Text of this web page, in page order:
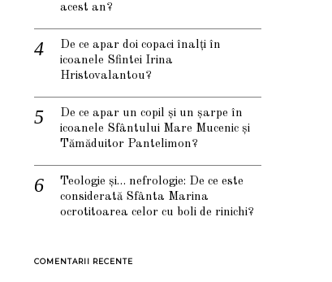
acest an?
De ce apar doi copaci înalți în
icoanele Sfintei Irina
Hristovalantou?
De ce apar un copil și un șarpe în
icoanele Sfântului Mare Mucenic și
Tămăduitor Pantelimon?
Teologie și… nefrologie: De ce este
considerată Sfânta Marina
ocrotitoarea celor cu boli de rinichi?
COMENTARII RECENTE